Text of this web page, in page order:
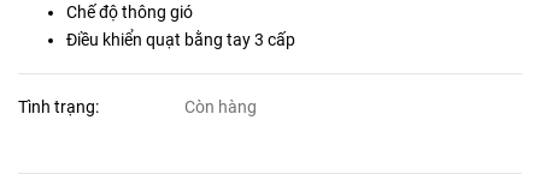
Chế độ thông gió
Điều khiển quạt bằng tay 3 cấp
Tình trạng: Còn hàng